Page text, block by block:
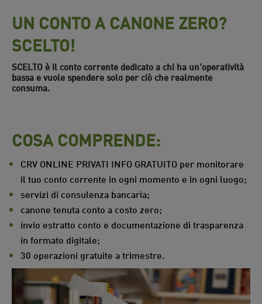
UN CONTO A CANONE ZERO?
SCELTO!
SCELTO è il conto corrente dedicato a chi ha un’operatività
bassa e vuole spendere solo per ciò che realmente
consuma.
COSA COMPRENDE:
CRV ONLINE PRIVATI INFO GRATUITO per monitorare
il tuo conto corrente in ogni momento e in ogni luogo;
servizi di consulenza bancaria;
canone tenuta conto a costo zero;
invio estratto conto e documentazione di trasparenza
in formato digitale;
30 operazioni gratuite a trimestre.